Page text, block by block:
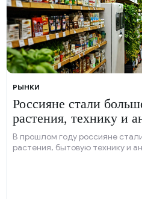
РЫНКИ
Россияне стали
растения, технику и
В прошлом году россияне
растения, бытовую технику и